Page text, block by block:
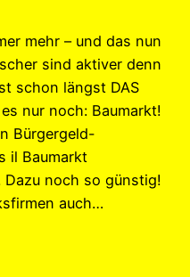
mehr – und das nun
sind aktiver denn
schon längst DAS
nur noch: Baumarkt!
Bürgergeld-
il Baumarkt
noch so günstig!
auch…